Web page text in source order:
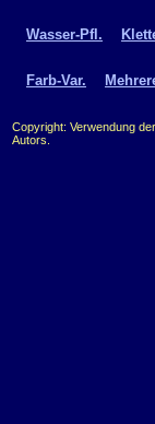
Wasser-Pfl.
Farb-Var.
Copyright: Verwendung
Autors.